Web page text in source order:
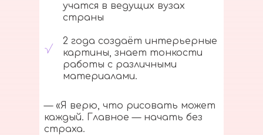
— «Я верю, что рисовать может
каждый. Главное — начать без
страха.
учатся в ведущих вузах
страны
2 года создаёт интерьерные
картины, знает тонкости
работы с различными
материалами.